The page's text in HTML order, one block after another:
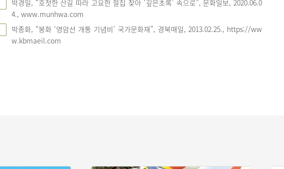
박경일, “호젓한 산길 따라 고요한 절집 찾아 ‘깊은초록’ 속으로”, 문화일보, 2020.06.0
4., www.munhwa.com
박종화, “봉화 ‘영암선 개통 기념비’ 국가문화재”, 경북매일, 2013.02.25., https://ww
w.kbmaeil.com